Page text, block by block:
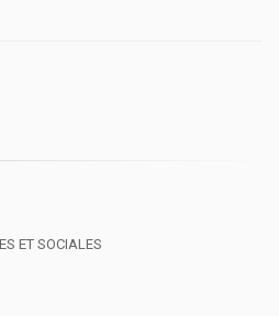
ET SOCIALES